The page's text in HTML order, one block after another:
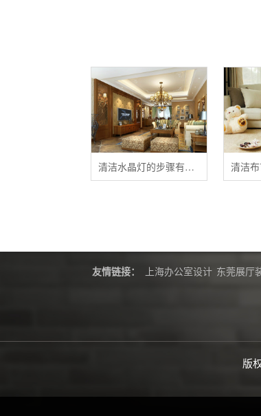
清洁水晶灯的步骤有哪些？
友情链接： 上海办公室设计 东莞展厅
版